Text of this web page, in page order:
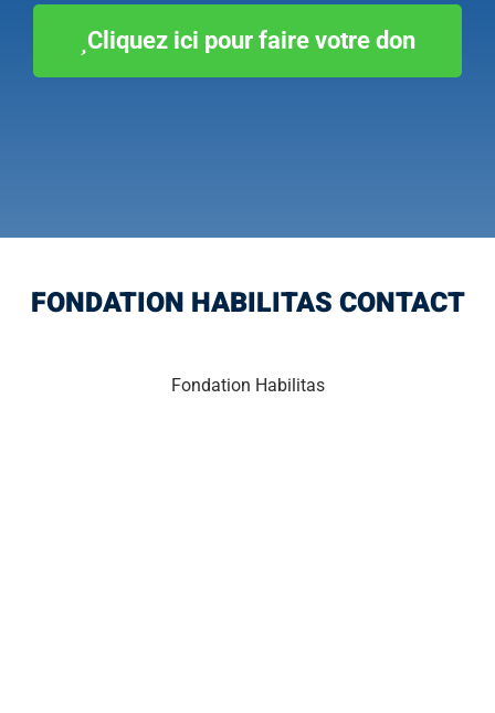
Cliquez ici pour faire votre don
FONDATION HABILITAS CONTACT
Fondation Habilitas